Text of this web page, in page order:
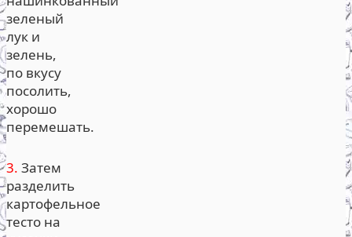
зеленый
лук и
зелень,
по вкусу
посолить,
хорошо
перемешать.
3. Затем
разделить
картофельное
тесто на